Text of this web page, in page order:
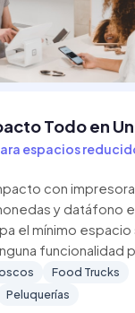
Todo en
espacios
con
y datáfono
el mínimo espacio
funcionalidad
Food Trucks
Peluquerías